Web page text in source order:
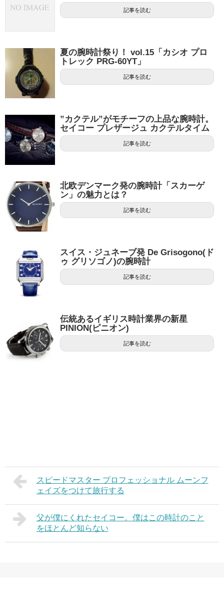
記事を読む
夏の腕時計祭り！ vol.15「カシオ プロ
トレック PRG-60YT」
記事を読む
”カクテル”がモチーフの上品な腕時計。
セイコー プレザージュ カクテルタイム
記事を読む
北欧デンマーク発の腕時計「スカーゲ
ン」の魅力とは？
記事を読む
スイス・ジュネーブ発 De Grisogono(ド
ゥ グリソゴノ)の腕時計
記事を読む
伝統あるイギリス時計業界の新星
PINION(ピニオン)
記事を読む
スピードマスター プロフェッショナル ムーンフ
ェイズをつけて旅行する
父が僕にくれたセイコー。僕はこの時計のこと
をほとんど知らない